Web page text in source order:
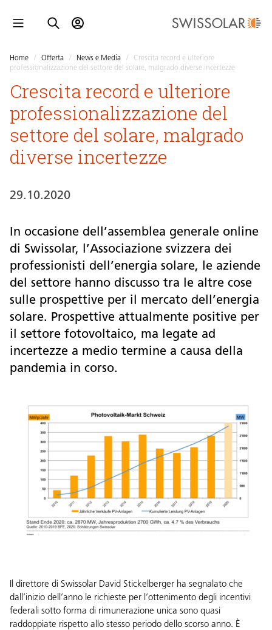
Home / Offerta / News e Media /
Crescita record e ulteriore
professionalizzazione del settore del solare, malgrado diverse incertezze
Crescita record e ulteriore
professionalizzazione del
settore del solare, malgrado
diverse incertezze
29.10.2020
In occasione dell’assemblea generale online
di Swissolar, l’Associazione svizzera dei
professionisti dell’energia solare, le aziende
del settore hanno discusso tra le altre cose
sulle prospettive per il mercato dell’energia
solare. Prospettive attualmente positive per
il settore fotovoltaico, ma legate ad
incertezze a medio termine a causa della
pandemia in corso.
Il direttore di Swissolar David Stickelberger ha segnalato che
dall’inizio dell’anno le richieste per l’ottenimento degli incentivi
federali sotto forma di rimunerazione unica sono quasi
raddoppiate rispetto allo stesso periodo dello scorso anno. È